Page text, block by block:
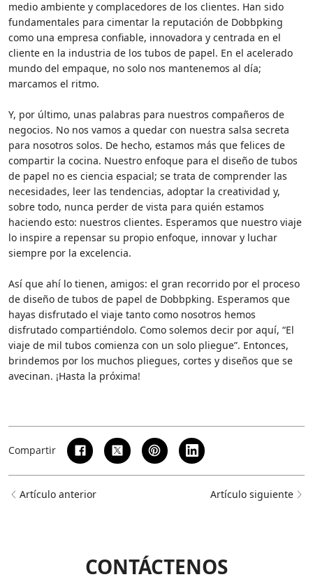
medio ambiente y complacedores de los clientes. Han sido
fundamentales para cimentar la reputación de Dobbpking
como una empresa confiable, innovadora y centrada en el
cliente en la industria de los tubos de papel. En el acelerado
mundo del empaque, no solo nos mantenemos al día;
marcamos el ritmo.
Y, por último, unas palabras para nuestros compañeros de
negocios. No nos vamos a quedar con nuestra salsa secreta
para nosotros solos. De hecho, estamos más que felices de
compartir la cocina. Nuestro enfoque para el diseño de tubos
de papel no es ciencia espacial; se trata de comprender las
necesidades, leer las tendencias, adoptar la creatividad y,
sobre todo, nunca perder de vista para quién estamos
haciendo esto: nuestros clientes. Esperamos que nuestro viaje
lo inspire a repensar su propio enfoque, innovar y luchar
siempre por la excelencia.
Así que ahí lo tienen, amigos: el gran recorrido por el proceso
de diseño de tubos de papel de Dobbpking. Esperamos que
hayas disfrutado el viaje tanto como nosotros hemos
disfrutado compartiéndolo. Como solemos decir por aquí, “El
viaje de mil tubos comienza con un solo pliegue”. Entonces,
brindemos por los muchos pliegues, cortes y diseños que se
avecinan. ¡Hasta la próxima!
Compartir
Artículo anterior Artículo siguiente
CONTÁCTENOS